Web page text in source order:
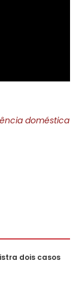
doméstica
dois casos